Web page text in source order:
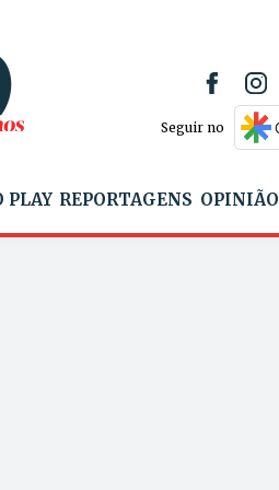
Seguir no
PLAY REPORTAGENS OPINIÃO